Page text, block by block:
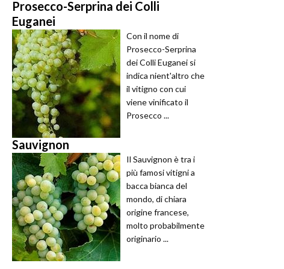
Prosecco-Serprina dei Colli
Euganei
Con il nome di
Prosecco-Serprina
dei Colli Euganei si
indica nient'altro che
il vitigno con cui
viene vinificato il
Prosecco ...
Sauvignon
Il Sauvignon è tra i
più famosi vitigni a
bacca bianca del
mondo, di chiara
origine francese,
molto probabilmente
originario ...